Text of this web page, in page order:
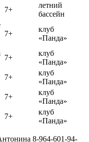
7+
летний
бассейн
7+
клуб
«Панда»
7+
клуб
«Панда»
7+
клуб
«Панда»
7+
клуб
«Панда»
7+
клуб
«Панда»
8-964-601-94-